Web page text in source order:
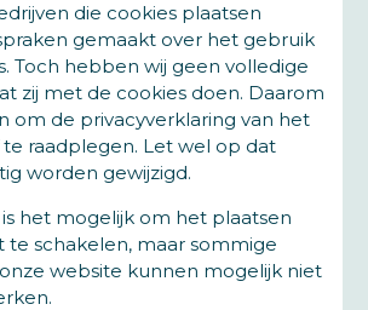
die cookies plaatsen
gemaakt over het gebruik
Toch hebben wij geen volledige
zij met de cookies doen. Daarom
om de privacyverklaring van het
raadplegen. Let wel op dat
worden gewijzigd.
het mogelijk om het plaatsen
te schakelen, maar sommige
website kunnen mogelijk niet